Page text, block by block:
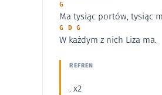
G
Ma tysiąc portów, tysiąc
G D G
W każdym z nich Liza ma.
REFREN
. x2